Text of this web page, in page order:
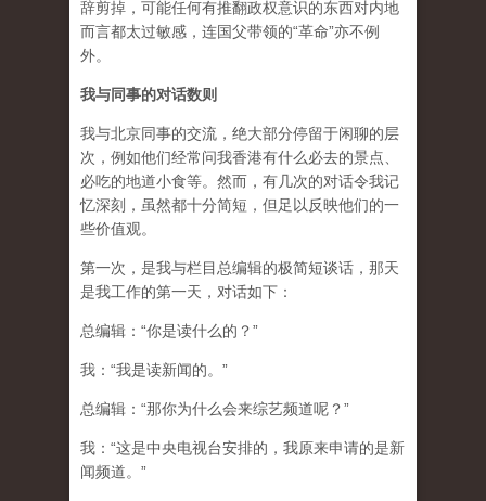
辞剪掉，可能任何有推翻政权意识的东西对内地
而言都太过敏感，连国父带领的“革命”亦不例
外。
我与同事的对话数则
我与北京同事的交流，绝大部分停留于闲聊的层
次，例如他们经常问我香港有什么必去的景点、
必吃的地道小食等。然而，有几次的对话令我记
忆深刻，虽然都十分简短，但足以反映他们的一
些价值观。
第一次，是我与栏目总编辑的极简短谈话，那天
是我工作的第一天，对话如下：
总编辑：“你是读什么的？”
我：“我是读新闻的。”
总编辑：“那你为什么会来综艺频道呢？”
我：“这是中央电视台安排的，我原来申请的是新
闻频道。”